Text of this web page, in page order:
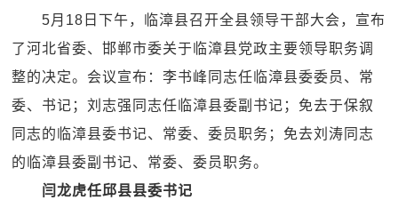
5月18日下午，临漳县召开全县领导干部大会，宣布
了河北省委、邯郸市委关于临漳县党政主要领导职务调
整的决定。会议宣布：李书峰同志任临漳县委委员、常
委、书记；刘志强同志任临漳县委副书记；免去于保叙
同志的临漳县委书记、常委、委员职务；免去刘涛同志
的临漳县委副书记、常委、委员职务。
闫龙虎任邱县县委书记